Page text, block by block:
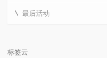
最后活动
标签云